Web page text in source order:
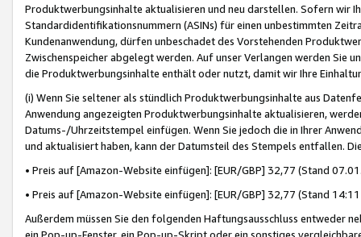
Produktwerbungsinhalte aktualisieren und neu darstellen. Sofern wir
Standardidentifikationsnummern (ASINs) für einen unbestimmten
Kundenanwendung, dürfen unbeschadet des Vorstehenden
Zwischenspeicher abgelegt werden. Auf unser Verlangen werden Sie
die Produktwerbungsinhalte enthält oder nutzt, damit wir Ihre
(i) Wenn Sie seltener als stündlich Produktwerbungsinhalte aus
Anwendung angezeigten Produktwerbungsinhalte aktualisieren,
Datums-/Uhrzeitstempel einfügen. Wenn Sie jedoch die in Ihrer
und aktualisiert haben, kann der Datumsteil des Stempels entfallen.
• Preis auf [Amazon-Website einfügen]: [EUR/GBP] 32,77 (Stand
• Preis auf [Amazon-Website einfügen]: [EUR/GBP] 32,77 (Stand
Außerdem müssen Sie den folgenden Haftungsausschluss entweder
ein Pop-up-Fenster, ein Pop-up-Skript oder ein sonstiges